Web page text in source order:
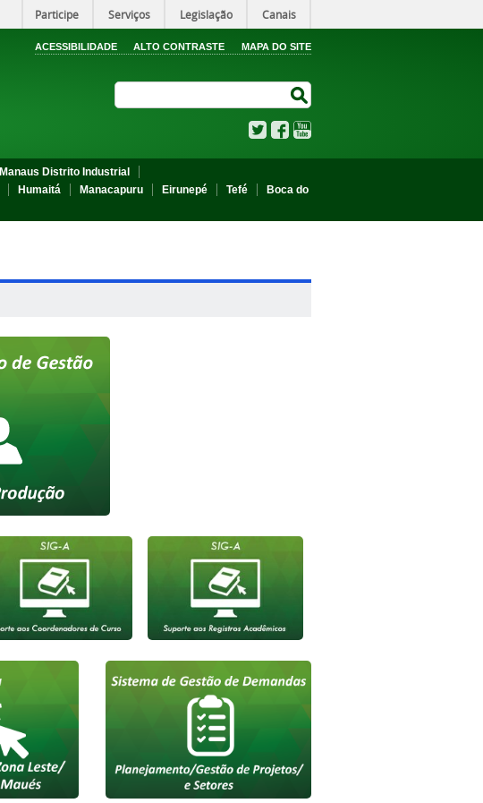
Participe Serviços Legislação Canais
ACESSIBILIDADE ALTO CONTRASTE MAPA DO SITE
TwitterFacebook
Manaus Distrito Industrial
Humaitá Manacapuru Eirunepé Tefé
Boca do